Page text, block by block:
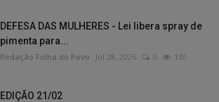
DEFESA DAS MULHERES - Lei libera spray de
pimenta para...
Redação Folha do Povo Jul 28, 2026 0 130
EDIÇÃO 21/02